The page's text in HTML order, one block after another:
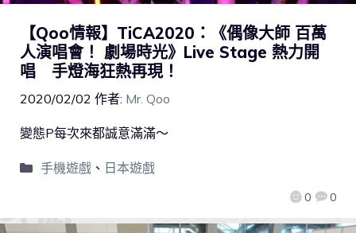
【Qoo情報】TiCA2020：《偶像大師 百萬
人演唱會！ 劇場時光》Live Stage 熱力開
唱 手燈海狂熱再現！
2020/02/02 作者: Mr. Qoo
0 0
變態P每次來都誠意滿滿～
手機遊戲、 日本遊戲